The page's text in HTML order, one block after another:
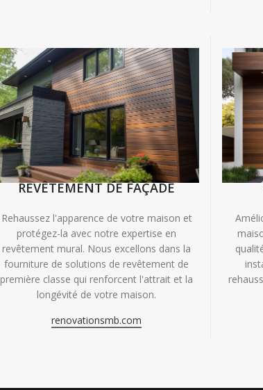
REVÊTEMENT DE FAÇADE
Rehaussez l'apparence de votre maison et
protégez-la avec notre expertise en
revêtement mural. Nous excellons dans la
fourniture de solutions de revêtement de
première classe qui renforcent l'attrait et la
longévité de votre maison.
renovationsmb.com